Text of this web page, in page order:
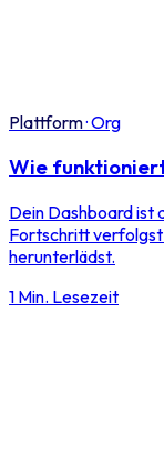
Plattform·Org
Wie
Dein Dashboard ist
Fortschritt
herunterlädst.
1 Min. Lesezeit